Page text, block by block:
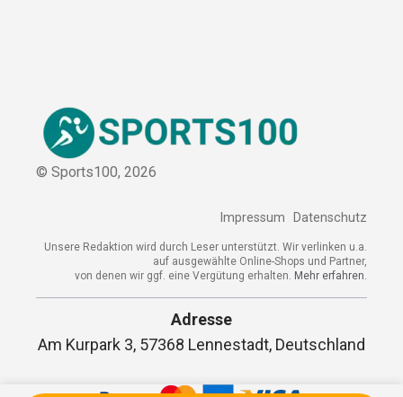
© Sports100, 2026
Impressum Datenschutz
Unsere Redaktion wird durch Leser unterstützt. Wir verlinken u.a.
auf ausgewählte Online-Shops und Partner,
von denen wir ggf. eine Vergütung erhalten. Mehr erfahren.
Adresse
Am Kurpark 3, 57368 Lennestadt, Deutschland